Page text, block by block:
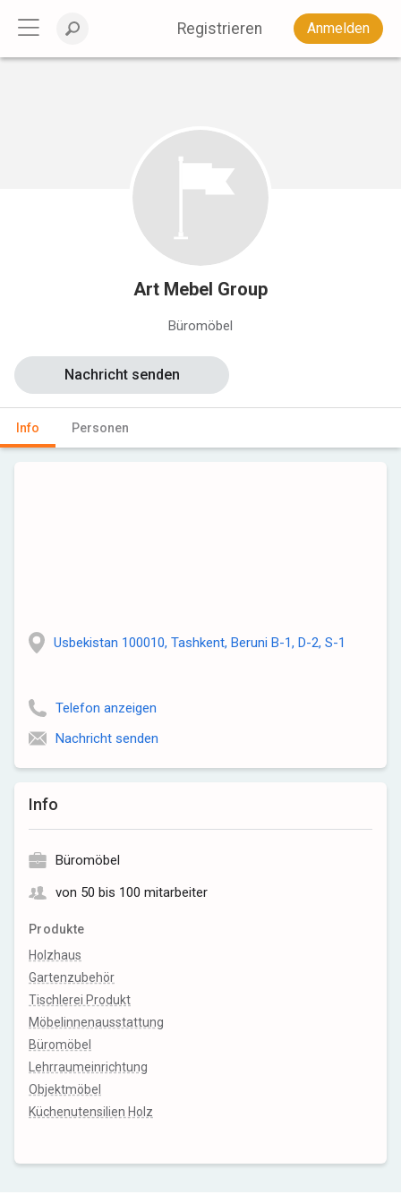
Registrieren Anmelden
Art Mebel Group
Büromöbel
Info Personen
Nachricht senden
Info
Büromöbel
von 50 bis 100 mitarbeiter
Produkte
Holzhaus
Gartenzubehör
Tischlerei Produkt
Möbelinnenausstattung
Büromöbel
Lehrraumeinrichtung
Objektmöbel
Küchenutensilien Holz
Usbekistan 100010, Tashkent, Beruni B-1, D-2, S-1
Telefon anzeigen
Nachricht senden